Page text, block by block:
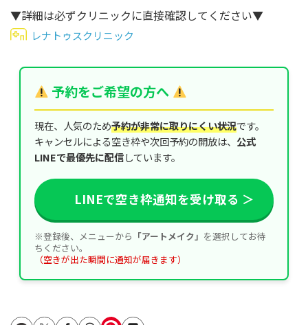
首
手の甲
20代
50代
70代
90代
Region
地域から探す
大阪
▼詳細は必ずクリニックに直接確認してください▼
レナトゥスクリニック
予約をご希望の方へ
現在、人気のため予約が非常に取りにくい状況です。
キャンセルによる空き枠や次回予約の開放は、 公式
LINEで最優先に配信しています。
LINEで空き枠通知を受け取る ＞
※登録後、メニューから 「アートメイク」 を選択してお待
ちください。
（空きが出た瞬間に通知が届きます）